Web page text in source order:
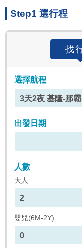
Step1 選行程
找
選擇航程
3天2夜 基隆-那
出發日期
人數
大人
2
嬰兒(6M-2Y)
0